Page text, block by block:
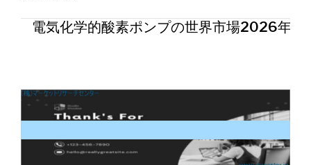
電気化学的酸素ポンプの世界市場2026年